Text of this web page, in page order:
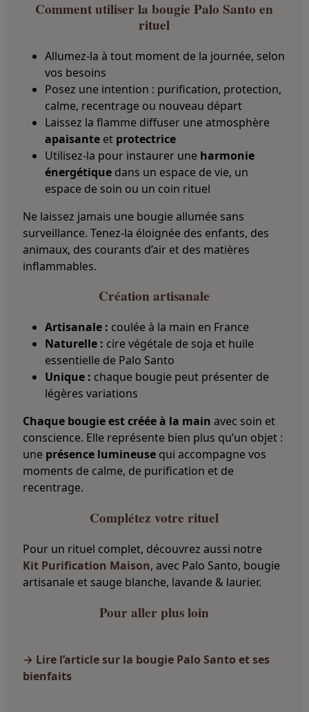
Comment utiliser la bougie Palo Santo en
rituel
Allumez-la à tout moment de la journée, selon
vos besoins
Posez une intention : purification, protection,
calme, recentrage ou nouveau départ
Laissez la flamme diffuser une atmosphère
apaisanteet protectrice
Utilisez-la pour instaurer une harmonie
énergétiquedans un espace de vie, un
espace de soin ou un coin rituel
Ne laissez jamais une bougie allumée sans
surveillance. Tenez-la éloignée des enfants, des
animaux, des courants d’air et des matières
inflammables.
Création artisanale
Artisanale : coulée à la main en France
Naturelle : cire végétale de soja et huile
essentielle de Palo Santo
Unique : chaque bougie peut présenter de
légères variations
Chaque bougie est créée à la main avec soin et
conscience. Elle représente bien plus qu’un objet :
une présence lumineusequi accompagne vos
moments de calme, de purification et de
recentrage.
Complétez votre rituel
Pour un rituel complet, découvrez aussi notre
Kit Purification Maison, avec Palo Santo, bougie
artisanale et sauge blanche, lavande & laurier.
Pour aller plus loin
→ Lire l’article sur la bougie Palo Santo et ses
bienfaits